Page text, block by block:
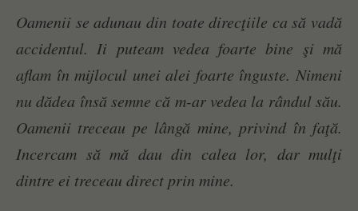
Oamenii se adunau din toate direcţiile ca să vadă
accidentul. Ii puteam vedea foarte bine şi mă
aflam în mijlocul unei alei foarte înguste. Nimeni
nu dădea însă semne că m-ar vedea la rândul său.
Oamenii treceau pe lângă mine, privind în faţă.
Incercam să mă dau din calea lor, dar mulţi
dintre ei treceau direct prin mine.